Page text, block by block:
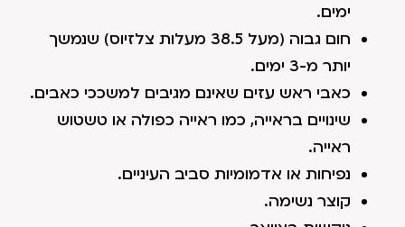
ימים.
חום גבוה (מעל 38.5 מעלות צלזיוס) שנמשך
יותר מ-3 ימים.
כאבי ראש עזים שאינם מגיבים למשככי כאבים.
שינויים בראייה, כמו ראייה כפולה או טשטוש
ראייה.
נפיחות או אדמומיות סביב העיניים.
קוצר נשימה.